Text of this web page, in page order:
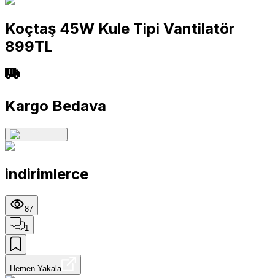
Koçtaş 45W Kule Tipi Vantilatör
899TL
Kargo Bedava
indirimlerce
87
1
Hemen Yakala